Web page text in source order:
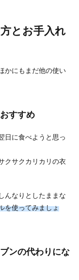
とお手入れ
かにもまだ他の使い
すすめ
日に食べようと思っ
クサクカリカリの衣
んなりとしたままな
を使ってみましょ
ンの代わりにな